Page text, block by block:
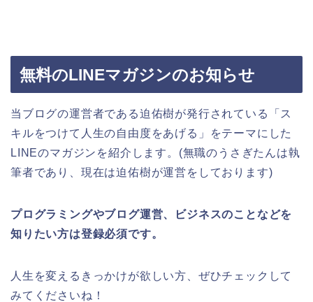
無料のLINEマガジンのお知らせ
当ブログの運営者である迫佑樹が発行されている「ス
キルをつけて人生の自由度をあげる」をテーマにした
LINEのマガジンを紹介します。(無職のうさぎたんは執
筆者であり、現在は迫佑樹が運営をしております)
プログラミングやブログ運営、ビジネスのことなどを
知りたい方は登録必須です。
人生を変えるきっかけが欲しい方、ぜひチェックして
みてくださいね！